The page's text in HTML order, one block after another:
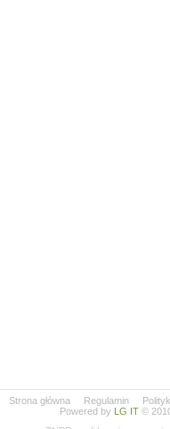
Strona główna Regulamin
Powered by LG IT ©